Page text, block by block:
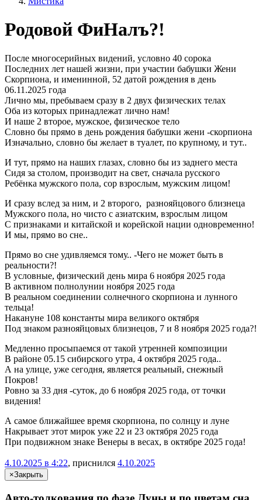
Родовой ФиНалъ?!
После многосерийных видений, условно 40 сорока
Последних лет нашей жизни, при участии бабушки Жени
Скорпиона, и именинной, 52 датой рождения в день
06.11.2025 года
Лично мы, пребываем сразу в 2 двух физических телах
Оба из которых принадлежат лично нам!
И наше 2 второе, мужское, физическое тело
Словно бы прямо в день рождения бабушки жени -скорпиона
Изначально, словно бы желает в туалет, по крупному, и тут..
И тут, прямо на наших глазах, словно бы из заднего места
Сидя за столом, производит на свет, сначала русского
Ребёнка мужского пола, сор взрослым, мужским лицом!
И сразу вслед за ним, и 2 второго, разнояйцового близнеца
Мужского пола, но чисто с азиатским, взрослым лицом
С признаками и китайской и корейской нации одновременно!
И мы, прямо во сне..
Прямо во сне удивляемся тому.. -Чего не может быть в
реальности?!
В условные, физический день мира 6 ноября 2025 года
В активном полнолунии ноября 2025 года
В реальном соединении солнечного скорпиона и лунного
тельца!
Накануне 108 константы мира великого октября
Под знаком разнояйцовых близнецов, 7 и 8 ноября 2025 года?!
Медленно просыпаемся от такой утренней композиции
В районе 05.15 сибирского утра, 4 октября 2025 года..
А на улице, уже сегодня, является реальный, снежный
Покров!
Ровно за 33 дня -суток, до 6 ноября 2025 года, от точки
видения!
А самое ближайшее время скорпиона, по солнцу и луне
Накрывает этот мирок уже 22 и 23 октября 2025 года
При подвижном знаке Венеры в весах, в октябре 2025 года!
4.10.2025 в 4:22, приснился 4.10.2025
×Закрыть